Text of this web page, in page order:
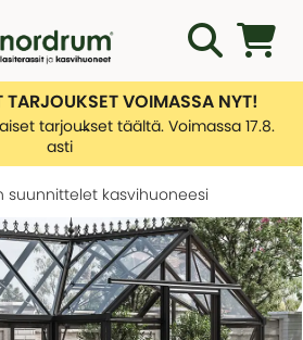
TARJOUKSET VOIMASSA NYT!
tarjoukset täältä. Voimassa 17.8.
asti
suunnittelet kasvihuoneesi